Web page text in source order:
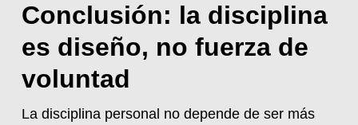
Conclusión: la disciplina
es diseño, no fuerza de
voluntad
La disciplina personal no depende de ser más